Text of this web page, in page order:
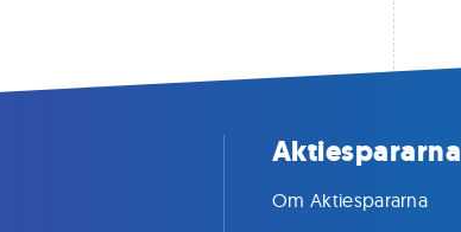
Aktiespararna
Om Aktiespararna